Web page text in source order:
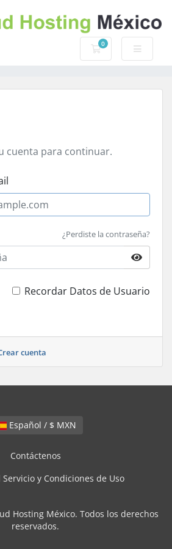
0
Carro de Pedidos
cuenta para continuar.
¿Perdiste la contraseña?
Recordar Datos de Usuario
cuenta
Español / $ MXN
Contáctenos
y Condiciones de Uso
Hosting México. Todos los derechos
reservados.